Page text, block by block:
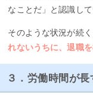
なことだ」と認識し
そのような状況が続
れないうちに、退職を
３．労働時間が長